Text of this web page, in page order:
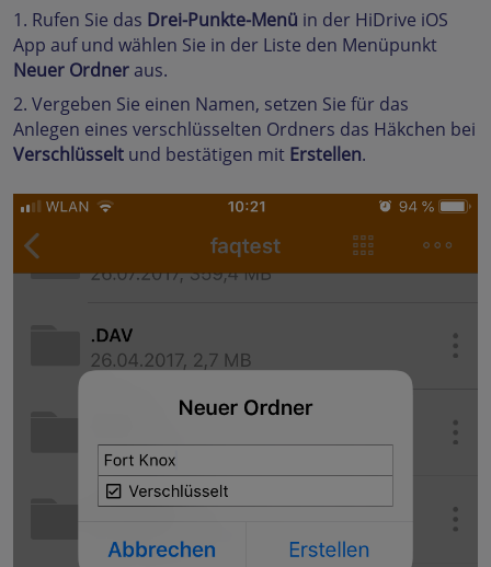
1. Rufen Sie das Drei-Punkte-Menü in der HiDrive iOS
App auf und wählen Sie in der Liste den Menüpunkt
Neuer Ordner aus.
2. Vergeben Sie einen Namen, setzen Sie für das
Anlegen eines verschlüsselten Ordners das Häkchen bei
Verschlüsselt und bestätigen mit Erstellen.